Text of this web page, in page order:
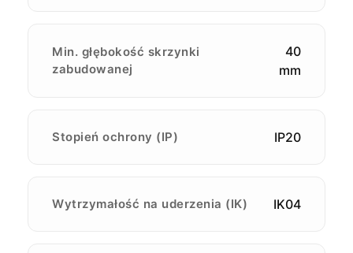
Min. głębokość skrzynki
zabudowanej
40
mm
Stopień ochrony (IP) IP20
Wytrzymałość na uderzenia (IK) IK04